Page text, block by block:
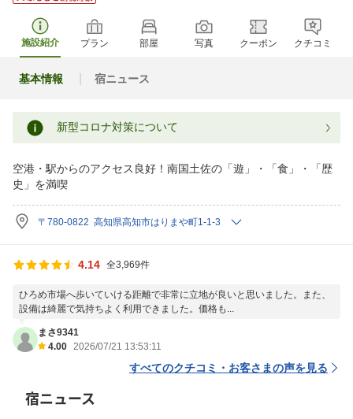
施設紹介 プラン 部屋 写真 クーポン クチコミ
基本情報 宿ニュース
新型コロナ対策について
空港・駅からのアクセス良好！南国土佐の「遊」・「食」・「歴
史」を満喫
〒780-0822 高知県高知市はりまや町1-1-3
4.14 全3,969件
ひろめ市場へ歩いていける距離で非常に立地が良いと思いました。また、
設備は綺麗で気持ちよく利用できました。価格も...
まさ9341
4.00 2026/07/21 13:53:11
すべてのクチコミ・お客さまの声を見る
宿ニュース